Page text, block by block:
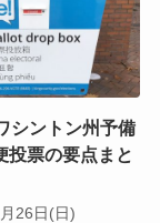
シントン州予備
票の要点まと
26日(日)